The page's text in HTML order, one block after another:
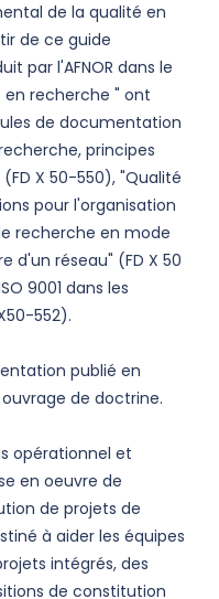
de la qualité en
de ce guide
par l'AFNOR dans le
recherche " ont
de documentation
principes
X 50-550), "Qualité
pour l'organisation
recherche en mode
d'un réseau" (FD X 50
9001 dans les
552).
publié en
de doctrine.
opérationnel et
en oeuvre de
de projets de
à aider les équipes
intégrés, des
de constitution